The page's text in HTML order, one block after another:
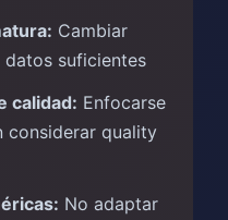
Cambiar
suficientes
calidad: Enfocarse
considerar quality
No adaptar